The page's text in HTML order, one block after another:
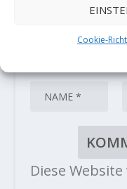
Cookie-
Diese